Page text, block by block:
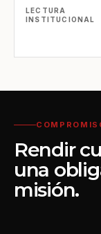
Rendir
una
misión.